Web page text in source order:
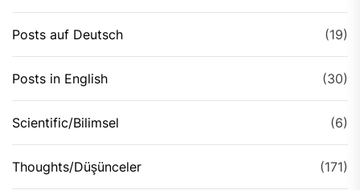
Posts auf Deutsch (19)
Posts in English (30)
Scientific/Bilimsel (6)
Thoughts/Düşünceler (171)